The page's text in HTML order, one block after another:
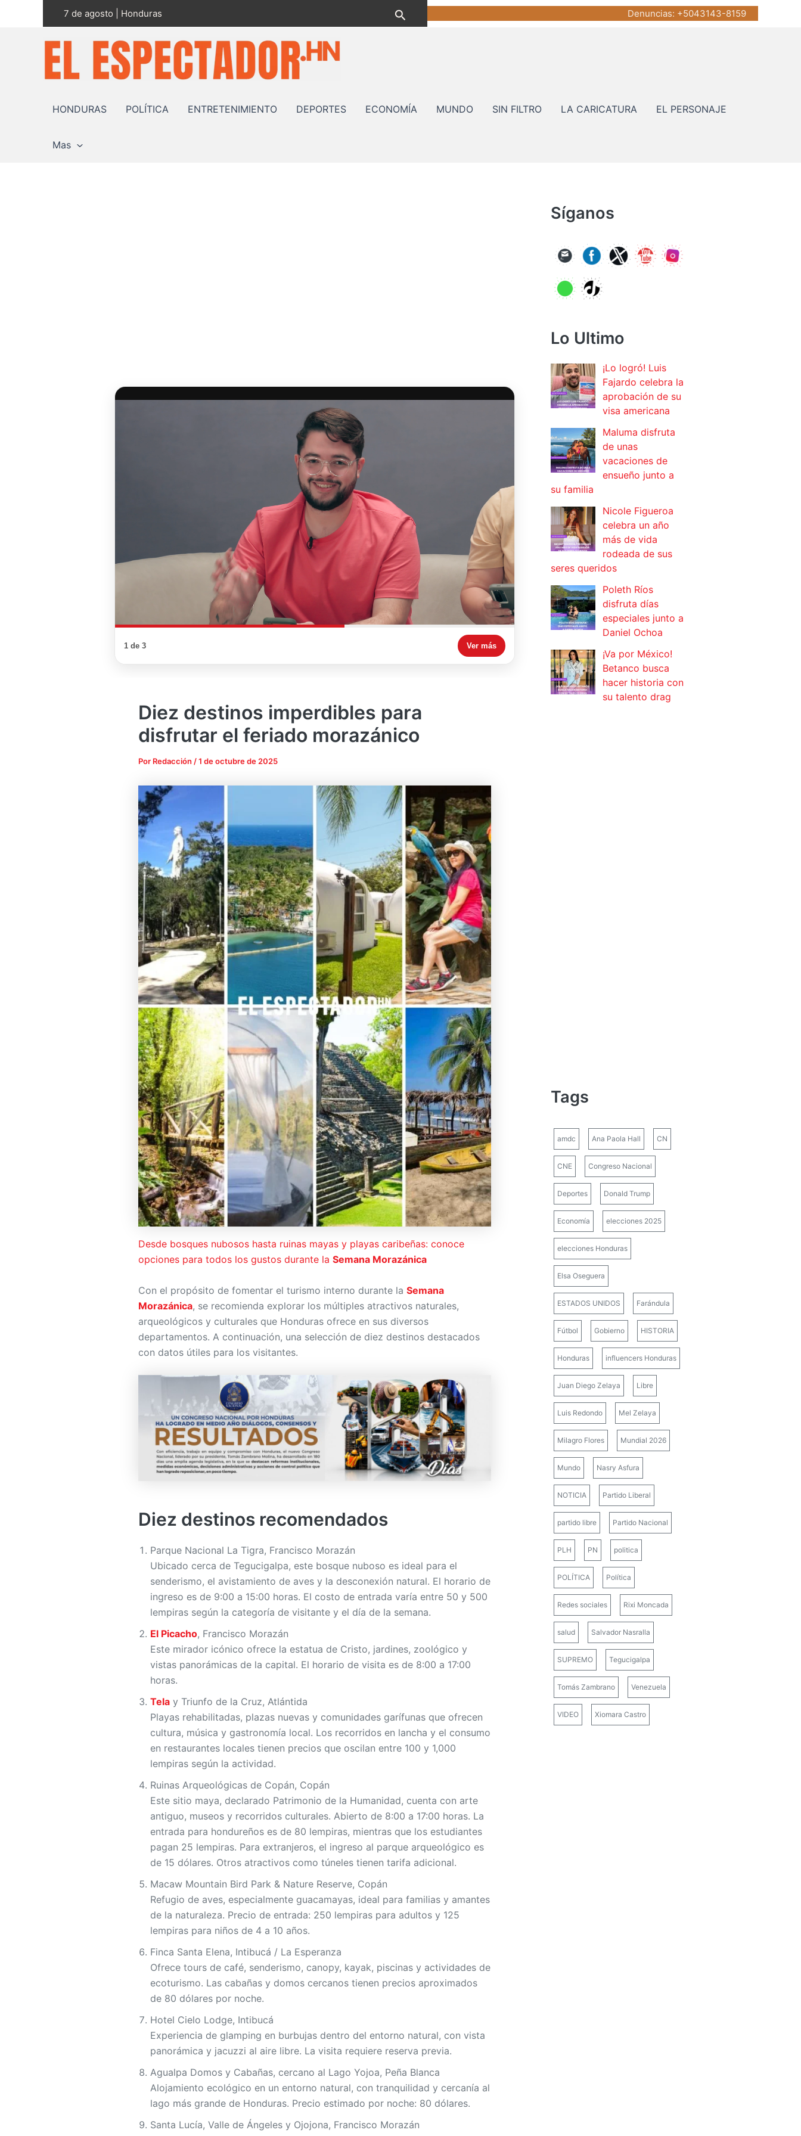
7 de agosto | Honduras Buscar Denuncias: +5043143-8159
HONDURAS POLÍTICA ENTRETENIMIENTO DEPORTES ECONOMÍA MUNDO SIN FILTRO LA CARICATURA EL PERSONAJE
Mas
1 de 3 Ver más
Diez destinos imperdibles para
disfrutar el feriado morazánico
Por Redacción /1 de octubre de 2025
Desde bosques nubosos hasta ruinas mayas y playas caribeñas: conoce
opciones para todos los gustos durante la Semana Morazánica
Con el propósito de fomentar el turismo interno durante la Semana
Morazánica, se recomienda explorar los múltiples atractivos naturales,
arqueológicos y culturales que Honduras ofrece en sus diversos
departamentos. A continuación, una selección de diez destinos destacados
con datos útiles para los visitantes.
Diez destinos recomendados
Parque Nacional La Tigra, Francisco Morazán
Ubicado cerca de Tegucigalpa, este bosque nuboso es ideal para el
senderismo, el avistamiento de aves y la desconexión natural. El horario de
ingreso es de 9:00 a 15:00 horas. El costo de entrada varía entre 50 y 500
lempiras según la categoría de visitante y el día de la semana.
El Picacho, Francisco Morazán
Este mirador icónico ofrece la estatua de Cristo, jardines, zoológico y
vistas panorámicas de la capital. El horario de visita es de 8:00 a 17:00
horas.
Tela y Triunfo de la Cruz, Atlántida
Playas rehabilitadas, plazas nuevas y comunidades garífunas que ofrecen
cultura, música y gastronomía local. Los recorridos en lancha y el consumo
en restaurantes locales tienen precios que oscilan entre 100 y 1,000
lempiras según la actividad.
Ruinas Arqueológicas de Copán, Copán
Este sitio maya, declarado Patrimonio de la Humanidad, cuenta con arte
antiguo, museos y recorridos culturales. Abierto de 8:00 a 17:00 horas. La
entrada para hondureños es de 80 lempiras, mientras que los estudiantes
pagan 25 lempiras. Para extranjeros, el ingreso al parque arqueológico es
de 15 dólares. Otros atractivos como túneles tienen tarifa adicional.
Macaw Mountain Bird Park & Nature Reserve, Copán
Refugio de aves, especialmente guacamayas, ideal para familias y amantes
de la naturaleza. Precio de entrada: 250 lempiras para adultos y 125
lempiras para niños de 4 a 10 años.
Finca Santa Elena, Intibucá / La Esperanza
Ofrece tours de café, senderismo, canopy, kayak, piscinas y actividades de
ecoturismo. Las cabañas y domos cercanos tienen precios aproximados
de 80 dólares por noche.
Hotel Cielo Lodge, Intibucá
Experiencia de glamping en burbujas dentro del entorno natural, con vista
panorámica y jacuzzi al aire libre. La visita requiere reserva previa.
Agualpa Domos y Cabañas, cercano al Lago Yojoa, Peña Blanca
Alojamiento ecológico en un entorno natural, con tranquilidad y cercanía al
lago más grande de Honduras. Precio estimado por noche: 80 dólares.
Santa Lucía, Valle de Ángeles y Ojojona, Francisco Morazán
Síganos
Lo Ultimo
¡Lo logró! Luis
Fajardo celebra la
aprobación de su
visa americana
Maluma disfruta
de unas
vacaciones de
ensueño junto a
su familia
Nicole Figueroa
celebra un año
más de vida
rodeada de sus
seres queridos
Poleth Ríos
disfruta días
especiales junto a
Daniel Ochoa
¡Va por México!
Betanco busca
hacer historia con
su talento drag
Tags
amdc Ana Paola Hall CN
CNE Congreso Nacional
Deportes Donald Trump
Economía elecciones 2025
elecciones Honduras
Elsa Oseguera
ESTADOS UNIDOS Farándula
Fútbol Gobierno HISTORIA
Honduras influencers Honduras
Juan Diego Zelaya Libre
Luis Redondo Mel Zelaya
Milagro Flores Mundial 2026
Mundo Nasry Asfura
NOTICIA Partido Liberal
partido libre Partido Nacional
PLH PN politica
POLÍTICA Política
Redes sociales Rixi Moncada
salud Salvador Nasralla
SUPREMO Tegucigalpa
Tomás Zambrano Venezuela
VIDEO Xiomara Castro